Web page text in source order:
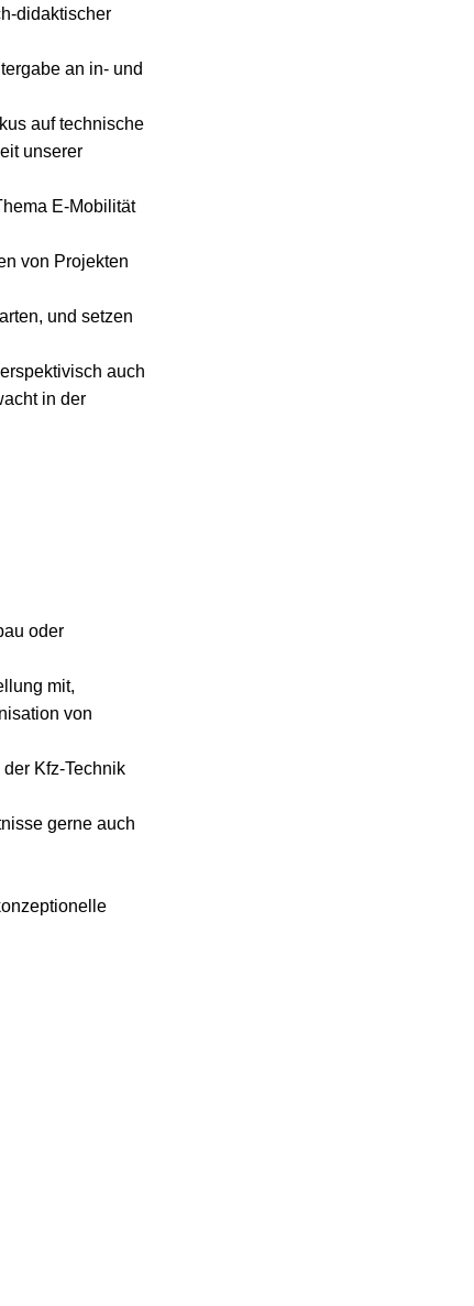
didaktischer
an in- und
auf technische
unserer
E-Mobilität
von Projekten
und setzen
auch
in der
oder
mit,
von
Kfz-Technik
gerne auch